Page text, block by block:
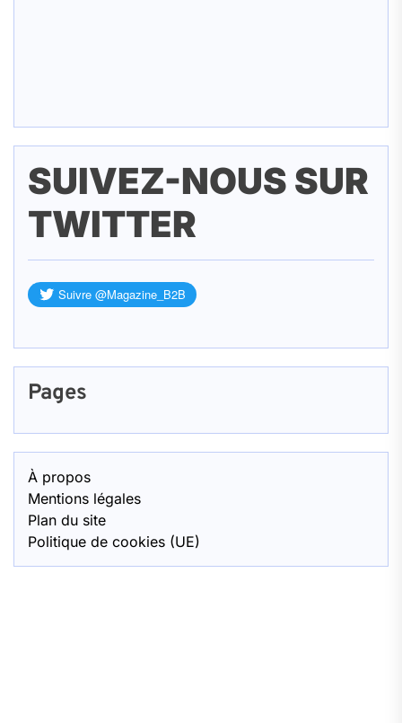
SUIVEZ-NOUS SUR
TWITTER
Pages
À propos
Mentions légales
Plan du site
Politique de cookies (UE)